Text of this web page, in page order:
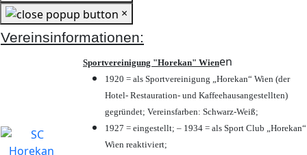
×
Vereinsinformationen:
Sportvereinigung "Horekan" Wienen
1920 = als Sportvereinigung „Horekan“ Wien (der
Hotel- Restauration- und Kaffeehausangestellten)
gegründet; Vereinsfarben: Schwarz-Weiß;
1927 = eingestellt; – 1934 = als Sport Club „Horekan“
Wien reaktiviert;